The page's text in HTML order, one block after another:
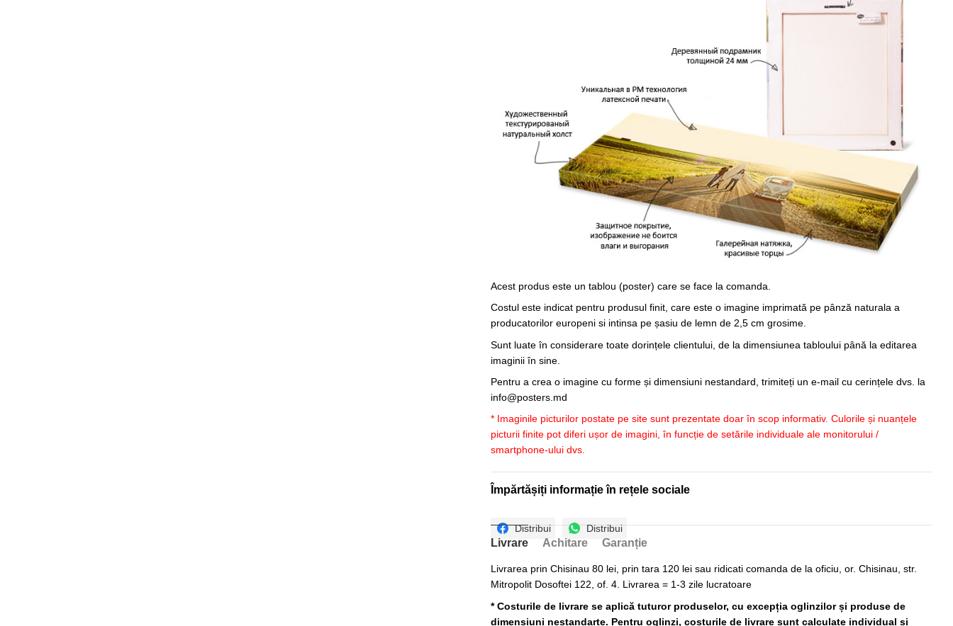
Acest produs este un tablou (poster) care se face la comanda.
Costul este indicat pentru produsul finit, care este o imagine imprimată pe pânză naturala a
producatorilor europeni si intinsa pe șasiu de lemn de 2,5 cm grosime.
Sunt luate în considerare toate dorințele clientului, de la dimensiunea tabloului până la editarea
imaginii în sine.
Pentru a crea o imagine cu forme și dimensiuni nestandard, trimiteți un e-mail cu cerințele dvs. la
info@posters.md
* Imaginile picturilor postate pe site sunt prezentate doar în scop informativ. Culorile și nuanțele
picturii finite pot diferi ușor de imagini, în funcție de setările individuale ale monitorului /
smartphone-ului dvs.
Împărtășiți informație în rețele sociale
Distribui Distribui
Livrare Achitare Garanție
Livrarea prin Chisinau 80 lei, prin tara 120 lei sau ridicati comanda de la oficiu, or. Chisinau, str.
Mitropolit Dosoftei 122, of. 4. Livrarea = 1-3 zile lucratoare
* Costurile de livrare se aplică tuturor produselor, cu excepția oglinzilor și produse de
dimensiuni nestandarte. Pentru oglinzi, costurile de livrare sunt calculate individual și